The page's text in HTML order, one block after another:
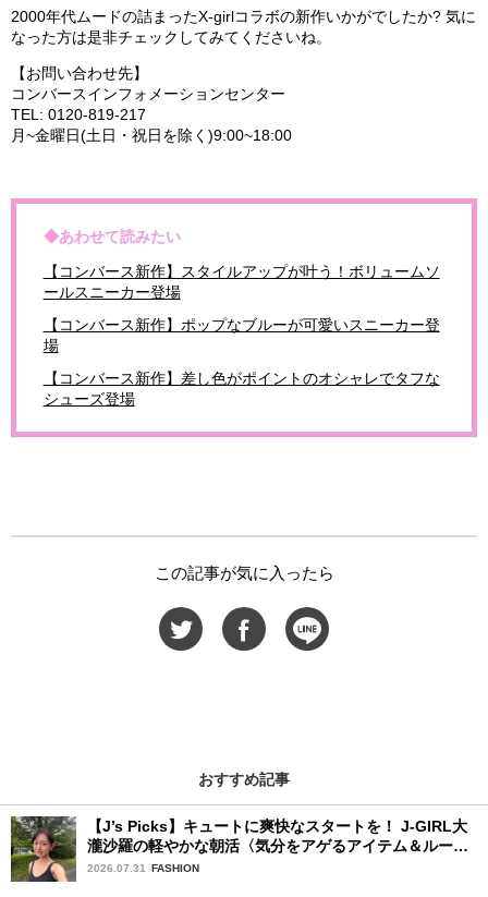
2000年代ムードの詰まったX-girlコラボの新作いかがでしたか? 気に
なった方は是非チェックしてみてくださいね。
【お問い合わせ先】
コンバースインフォメーションセンター
TEL: 0120-819-217
月~金曜日(土日・祝日を除く)9:00~18:00
◆あわせて読みたい
【コンバース新作】スタイルアップが叶う！ボリュームソ
ールスニーカー登場
【コンバース新作】ポップなブルーが可愛いスニーカー登
場
【コンバース新作】差し色がポイントのオシャレでタフな
シューズ登場
この記事が気に入ったら
おすすめ記事
【J’s Picks】キュートに爽快なスタートを！ J-GIRL大
瀧沙羅の軽やかな朝活〈気分をアゲるアイテム＆ルーテ
ィーン〉
2026.07.31 FASHION